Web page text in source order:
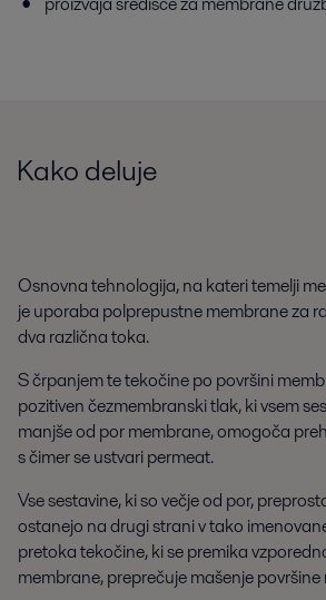
Kako deluje
Osnovna tehnologija, na kateri temelji
je uporaba polprepustne membrane za
dva različna toka.
S črpanjem te tekočine po površini
pozitiven čezmembranski tlak, ki vsem
manjše od por membrane, omogoča
s čimer se ustvari permeat.
Vse sestavine, ki so večje od por,
ostanejo na drugi strani v tako
pretoka tekočine, ki se premika
membrane, preprečuje mašenje